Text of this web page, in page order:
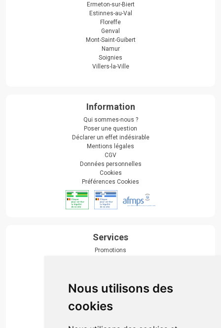
Nous utilisons des
cookies
Ermeton-sur-Biert
Estinnes-au-Val
Floreffe
Genval
Mont-Saint-Guibert
Namur
Soignies
Villers-la-Ville
Information
Qui sommes-nous ?
Poser une question
Déclarer un effet indésirable
Mentions légales
CGV
Données personnelles
Cookies
Préférences Cookies
Services
Promotions
Actualités & conseils
Événements
Marques
Suivez-nous